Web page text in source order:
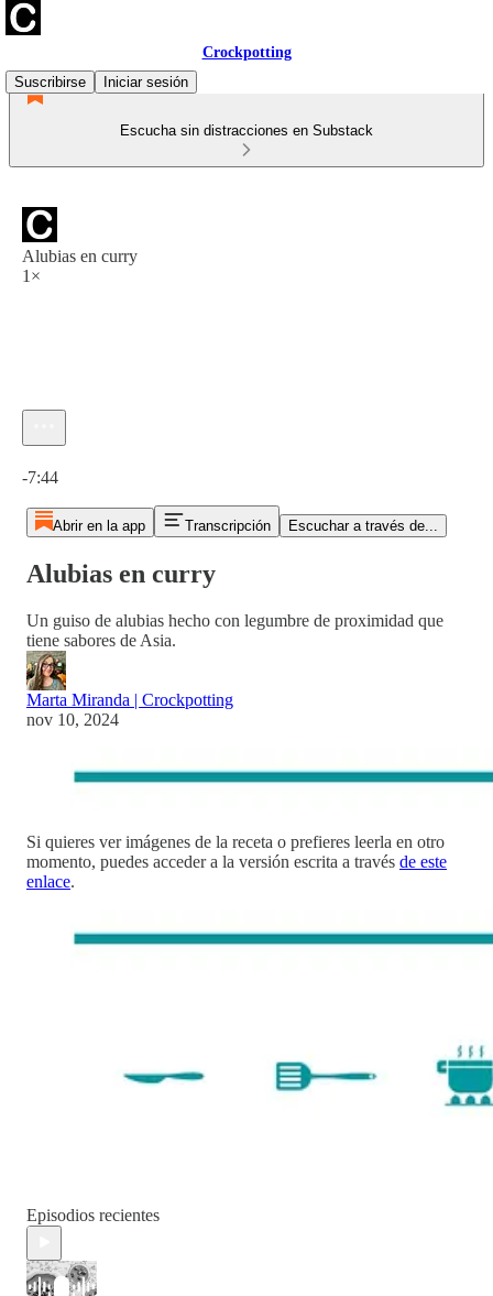
Crockpotting
Suscribirse
Iniciar sesión
Escucha sin distracciones en Substack
Alubias en curry
1×
-7:44
Abrir en la app Transcripción Escuchar a través de...
Alubias en curry
Un guiso de alubias hecho con legumbre de proximidad que
tiene sabores de Asia.
Marta Miranda | Crockpotting
nov 10, 2024
Si quieres ver imágenes de la receta o prefieres leerla en otro
momento, puedes acceder a la versión escrita a través de este
enlace.
Episodios recientes